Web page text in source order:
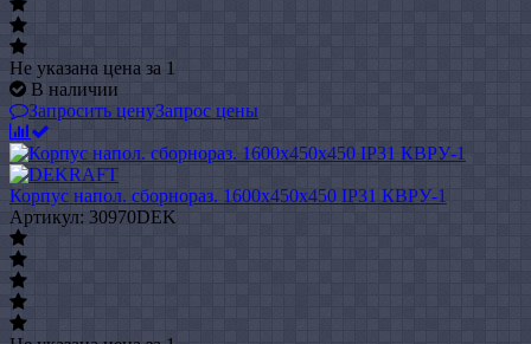
Не указана цена за 1
В наличии
Запросить ценуЗапрос цены
Корпус напол. сборнораз. 1600х450х450 IP31 КВРУ-1
Артикул: 30970DEK